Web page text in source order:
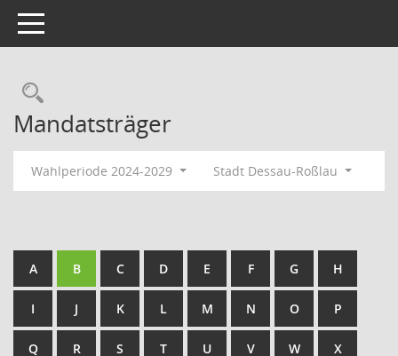
Toggle navigation
Rechercheauswahl
Mandatsträger
Wahlperiode 2024-2029 Stadt Dessau-Roßlau
A B C D E F G H
I J K L M N O P
Q R S T U V W X